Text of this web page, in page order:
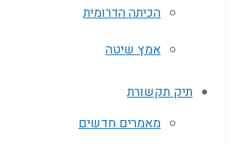
הכיתה הדרומית
אמץ שיטה
תיק תקשורת
מאמרים חדשים